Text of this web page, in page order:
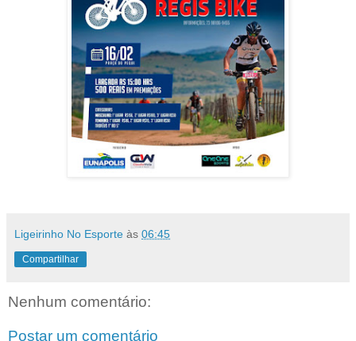
Ligeirinho No Esporte às 06:45
Compartilhar
Nenhum comentário:
Postar um comentário